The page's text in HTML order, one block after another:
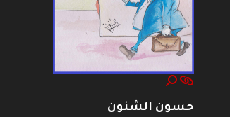
حسون الشنون